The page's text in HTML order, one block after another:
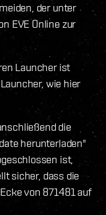
der unter
EVE Online zur
Launcher ist
wie hier
die
herunterladen"
ist,
sicher, dass die
von 871481 auf